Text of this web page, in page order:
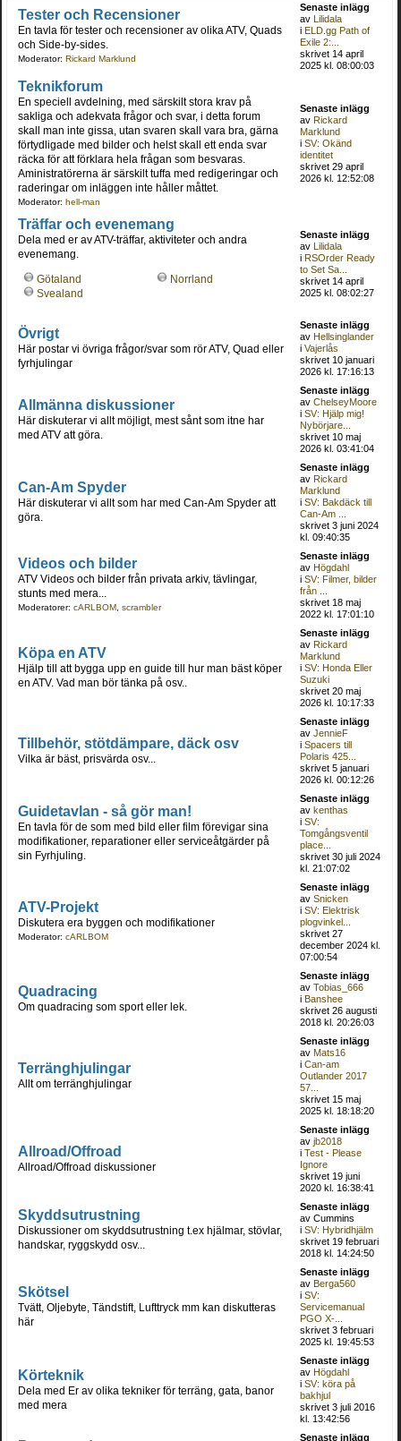
Tester och Recensioner
En tavla för tester och recensioner av olika ATV, Quads
och Side-by-sides.
Moderator: Rickard Marklund
Senaste inlägg
avLilidala
iELD.gg Path of
Exile 2:...
skrivet 14 april
2025 kl. 08:00:03
Teknikforum
En speciell avdelning, med särskilt stora krav på
sakliga och adekvata frågor och svar, i detta forum
skall man inte gissa, utan svaren skall vara bra, gärna
förtydligade med bilder och helst skall ett enda svar
räcka för att förklara hela frågan som besvaras.
Aministratörerna är särskilt tuffa med redigeringar och
raderingar om inläggen inte håller måttet.
Moderator: hell-man
Senaste inlägg
avRickard
Marklund
iSV: Okänd
identitet
skrivet 29 april
2026 kl. 12:52:08
Träffar och evenemang
Dela med er av ATV-träffar, aktiviteter och andra
evenemang.
Götaland
Svealand
Norrland
Senaste inlägg
avLilidala
iRSOrder Ready
to Set Sa...
skrivet 14 april
2025 kl. 08:02:27
Övrigt
Här postar vi övriga frågor/svar som rör ATV, Quad eller
fyrhjulingar
Senaste inlägg
avHellsinglander
iVajerlås
skrivet 10 januari
2026 kl. 17:16:13
Allmänna diskussioner
Här diskuterar vi allt möjligt, mest sånt som itne har
med ATV att göra.
Senaste inlägg
avChelseyMoore
iSV: Hjälp mig!
Nybörjare...
skrivet 10 maj
2026 kl. 03:41:04
Can-Am Spyder
Här diskuterar vi allt som har med Can-Am Spyder att
göra.
Senaste inlägg
avRickard
Marklund
iSV: Bakdäck till
Can-Am ...
skrivet 3 juni 2024
kl. 09:40:35
Videos och bilder
ATV Videos och bilder från privata arkiv, tävlingar,
stunts med mera...
Moderatorer: cARLBOM, scrambler
Senaste inlägg
avHögdahl
iSV: Filmer, bilder
från ...
skrivet 18 maj
2022 kl. 17:01:10
Köpa en ATV
Hjälp till att bygga upp en guide till hur man bäst köper
en ATV. Vad man bör tänka på osv..
Senaste inlägg
avRickard
Marklund
iSV: Honda Eller
Suzuki
skrivet 20 maj
2026 kl. 10:17:33
Tillbehör, stötdämpare, däck osv
Vilka är bäst, prisvärda osv...
Senaste inlägg
avJennieF
iSpacers till
Polaris 425...
skrivet 5 januari
2026 kl. 00:12:26
Guidetavlan - så gör man!
En tavla för de som med bild eller film förevigar sina
modifikationer, reparationer eller serviceåtgärder på
sin Fyrhjuling.
Senaste inlägg
avkenthas
iSV:
Tomgångsventil
place...
skrivet 30 juli 2024
kl. 21:07:02
ATV-Projekt
Diskutera era byggen och modifikationer
Moderator: cARLBOM
Senaste inlägg
avSnicken
iSV: Elektrisk
plogvinkel...
skrivet 27
december 2024 kl.
07:00:54
Quadracing
Om quadracing som sport eller lek.
Senaste inlägg
avTobias_666
iBanshee
skrivet 26 augusti
2018 kl. 20:26:03
Terränghjulingar
Allt om terränghjulingar
Senaste inlägg
avMats16
iCan-am
Outlander 2017
57...
skrivet 15 maj
2025 kl. 18:18:20
Allroad/Offroad
Allroad/Offroad diskussioner
Senaste inlägg
avjb2018
iTest - Please
Ignore
skrivet 19 juni
2020 kl. 16:38:41
Skyddsutrustning
Diskussioner om skyddsutrustning t.ex hjälmar, stövlar,
handskar, ryggskydd osv...
Senaste inlägg
av Cummins
iSV: Hybridhjälm
skrivet 19 februari
2018 kl. 14:24:50
Skötsel
Tvätt, Oljebyte, Tändstift, Lufttryck mm kan diskutteras
här
Senaste inlägg
avBerga560
iSV:
Servicemanual
PGO X-...
skrivet 3 februari
2025 kl. 19:45:53
Körteknik
Dela med Er av olika tekniker för terräng, gata, banor
med mera
Senaste inlägg
avHögdahl
iSV: köra på
bakhjul
skrivet 3 juli 2016
kl. 13:42:56
Senaste inlägg